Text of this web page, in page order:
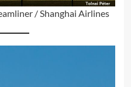
/ Shanghai Airlines